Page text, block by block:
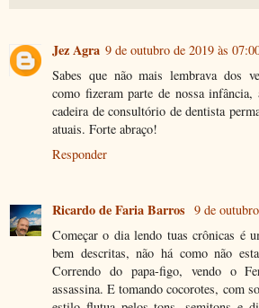
Jez Agra 9 de outubro de 2019 às
Sabes que não mais lembrava dos
como fizeram parte de nossa
cadeira de consultório de dentista
atuais. Forte abraço!
Responder
Ricardo de Faria Barros 9 de
Começar o dia lendo tuas crônicas é
bem descritas, não há como não
Correndo do papa-figo, vendo o
assassina. E tomando cocorotes, com